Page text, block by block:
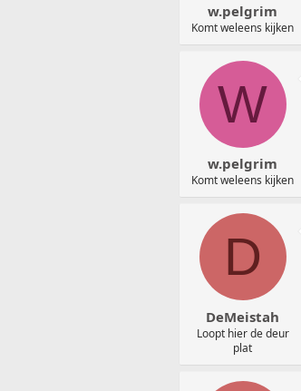
w.pelgrim
Komt weleens kijken
W
w.pelgrim
Komt weleens kijken
D
DeMeistah
Loopt hier de deur
plat